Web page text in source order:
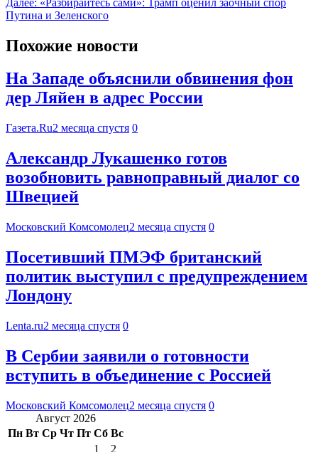
Путина и Зеленского
Похожие новости
На Западе объяснили обвинения фон
дер Ляйен в адрес России
Газета.Ru2 месяца спустя 0
Александр Лукашенко готов
возобновить равноправный диалог со
Швецией
Московский Комсомолец2 месяца спустя 0
Посетивший ПМЭФ британский
политик выступил с предупреждением
Лондону
Lenta.ru2 месяца спустя 0
В Сербии заявили о готовности
вступить в объединение с Россией
Московский Комсомолец2 месяца спустя 0
Август 2026
Пн Вт Ср Чт Пт Сб Вс
1
2